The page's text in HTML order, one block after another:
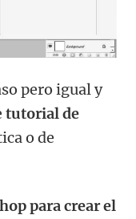
pero igual y
tutorial de
o de
para crear el